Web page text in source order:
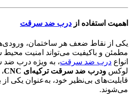
اهمیت استفاده از درب‌ ضد سرقت
یکی از نقاط ضعف هر ساختمان،
مطمئن و باکیفیت می‌تواند امنیت محیط
انواع درب ضد سرقت، به ویژه درب ضد
لوکس ودرب ضد سرقت ترکیه‌ای CNC
قابلیت‌های بی‌نظیر خود، به‌عنوان یکی از
می‌شوند.